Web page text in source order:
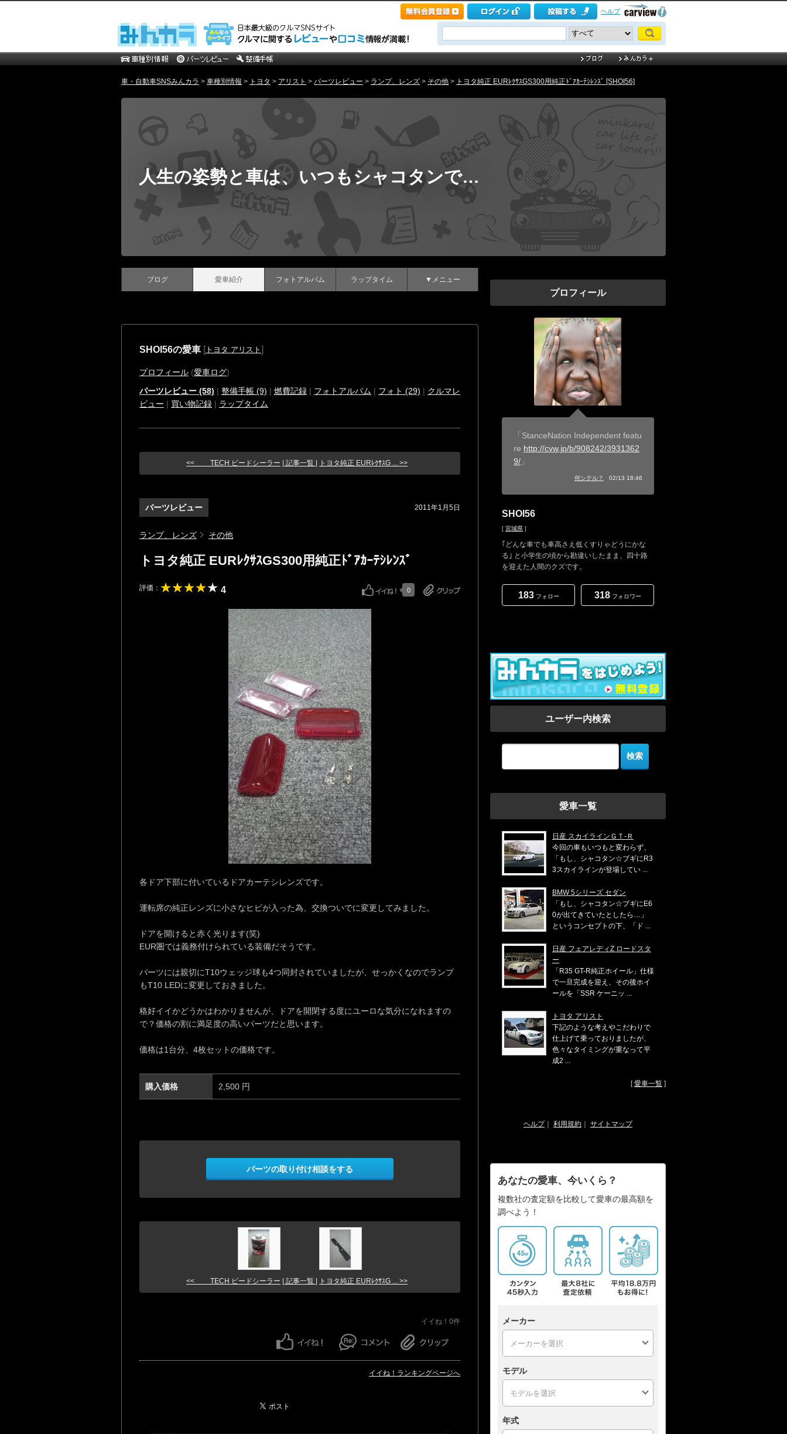
ヘルプ
車・自動車SNSみんカラ > 車種別情報 > トヨタ > アリスト > パーツレビュー > ランプ、レンズ > その他 > トヨタ純正 EURﾚｸｻｽGS300用純正ﾄﾞｱｶｰﾃｼﾚﾝｽﾞ [SHOI56]
人生の姿勢と車は、いつもシャコタンで…
ブログ 愛車紹介 フォトアルバム ラップタイム ▼メニュー
SHOI56の愛車 [ トヨタ アリスト ]
プロフィール (愛車ログ)
パーツレビュー (58) | 整備手帳 (9) | 燃費記録 | フォトアルバム | フォト (29) | クルマレ
ビュー | 買い物記録 | ラップタイム
<< TECH ビードシーラー | 記事一覧 | トヨタ純正 EURﾚｸｻｽG ... >>
パーツレビュー 2011年1月5日
ランプ、レンズ その他
トヨタ純正 EURﾚｸｻｽGS300用純正ﾄﾞｱｶｰﾃｼﾚﾝｽﾞ
評価： 4 0
各ドア下部に付いているドアカーテシレンズです。
運転席の純正レンズに小さなヒビが入った為、交換ついでに変更してみました。
ドアを開けると赤く光ります(笑)
EUR圏では義務付けられている装備だそうです。
パーツには親切にT10ウェッジ球も4つ同封されていましたが、せっかくなのでランプ
もT10 LEDに変更しておきました。
格好イイかどうかはわかりませんが、ドアを開閉する度にユーロな気分になれますの
で？価格の割に満足度の高いパーツだと思います。
価格は1台分、4枚セットの価格です。
購入価格 2,500 円
パーツの取り付け相談をする
<< TECH ビードシーラー | 記事一覧 | トヨタ純正 EURﾚｸｻｽG ... >>
イイね！0件
イイね！ランキングページへ
プロフィール
「StanceNation Independent featu
re http://cvw.jp/b/908242/3931362
9/ 」
何シテル？ 02/13 18:46
SHOI56
[ 宮城県 ]
｢どんな車でも車高さえ低くすりゃどうにかな
る｣ と小学生の頃から勘違いしたまま、四十路
を迎えた人間のクズです。
183フォロー 318フォロワー
ユーザー内検索
愛車一覧
日産 スカイラインＧＴ‐Ｒ
今回の車もいつもと変わらず、
「もし、シャコタン☆ブギにR3
3スカイラインが登場してい ...
BMW 5シリーズ セダン
「もし、シャコタン☆ブギにE6
0が出てきていたとしたら…」
というコンセプトの下、「ド ...
日産 フェアレディZ ロードスタ
ー
「R35 GT-R純正ホイール」仕様
で一旦完成を迎え、その後ホイ
ールを「SSR ケーニッ ...
トヨタ アリスト
下記のような考えやこだわりで
仕上げて乗っておりましたが、
色々なタイミングが重なって平
成2 ...
[愛車一覧 ]
ヘルプ｜ 利用規約 サイトマップ
あなたの愛車、今いくら？
複数社の査定額を比較して愛車の最高額を
調べよう！
メーカー
モデル
年式